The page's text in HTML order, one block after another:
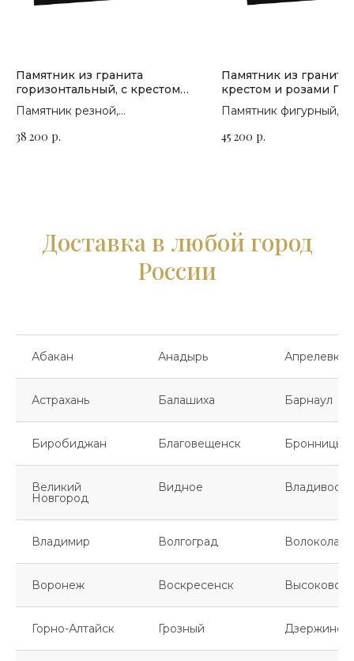
Памятник из гранита
горизонтальный, с крестом
и драпировкой П-180
Памятник резной,
на выбор
38 200 р.
Памятник из гранита
крестом и розами П-
Памятник фигурный,
на выбор
45 200 р.
Доставка в любой город
России
Абакан Анадырь Апрелевка
Астрахань Балашиха Барнаул
Биробиджан Благовещенск Бронницы
Великий
Новгород
Видное
Владимир Волгоград
Воронеж Воскресенск Высоковск
Горно-Алтайск Грозный